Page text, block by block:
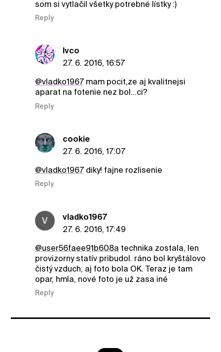
som si vytlačil všetky potrebné lístky :)
Reply
Ivco
27. 6. 2016, 16:57
@vladko1967mam pocit,ze aj kvalitnejsi
aparat na fotenie nez bol...ci?
Reply
cookie
27. 6. 2016, 17:07
@vladko1967diky! fajne rozlisenie
Reply
V
vladko1967
27. 6. 2016, 17:49
@user56faee91b608a technika zostala, len
provizorny statív pribudol. ráno bol kryštálovo
čistý vzduch, aj foto bola OK. Teraz je tam
opar, hmla, nové foto je už zasa iné
Reply